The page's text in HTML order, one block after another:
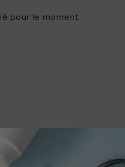
pour le moment.